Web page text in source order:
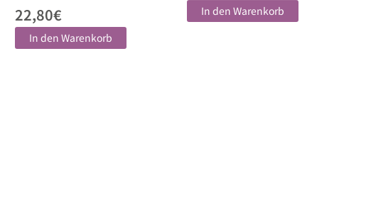
22,80€
In den Warenkorb
In den Warenkorb